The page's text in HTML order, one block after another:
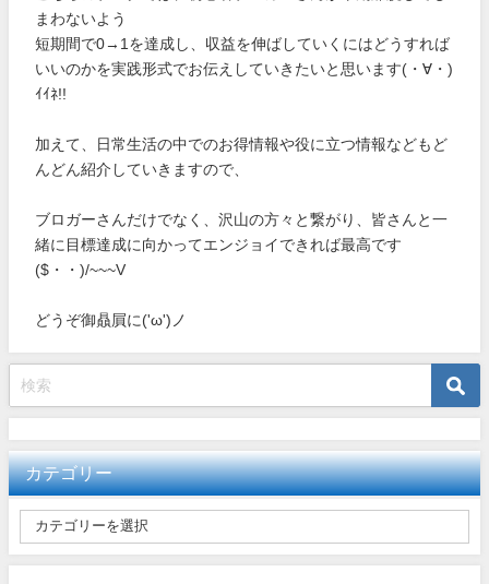
まわないよう
短期間で0→1を達成し、収益を伸ばしていくにはどうすれば
いいのかを実践形式でお伝えしていきたいと思います(・∀・)
ｲｲﾈ!!
加えて、日常生活の中でのお得情報や役に立つ情報などもど
んどん紹介していきますので、
ブロガーさんだけでなく、沢山の方々と繋がり、皆さんと一
緒に目標達成に向かってエンジョイできれば最高です
($・・)/~~~V
どうぞ御贔屓に('ω')ノ
カテゴリー